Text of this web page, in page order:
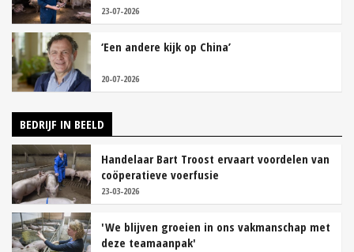
23-07-2026
‘Een andere kijk op China’
20-07-2026
BEDRIJF IN BEELD
Handelaar Bart Troost ervaart voordelen van
coöperatieve voerfusie
23-03-2026
'We blijven groeien in ons vakmanschap met
deze teamaanpak'